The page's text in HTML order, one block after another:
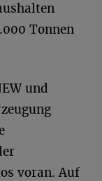
Tonnen
und
voran. Auf